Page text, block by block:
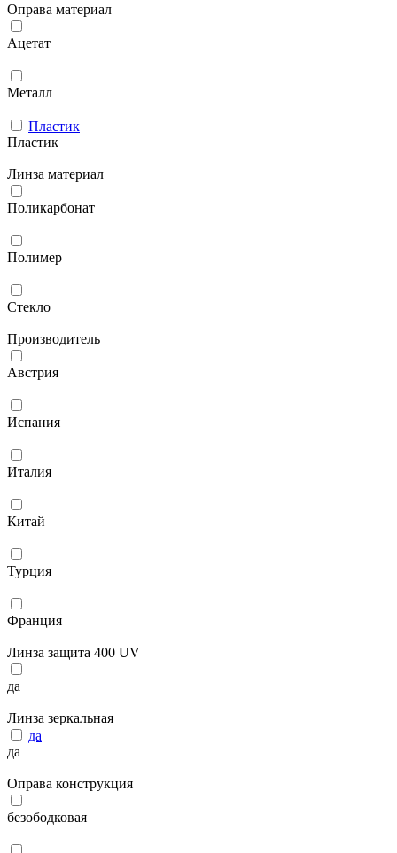
Оправа материал
Ацетат
Металл
Пластик
Пластик
Линза материал
Поликарбонат
Полимер
Стекло
Производитель
Австрия
Испания
Италия
Китай
Турция
Франция
Линза защита 400 UV
да
Линза зеркальная
да
да
Оправа конструкция
безободковая